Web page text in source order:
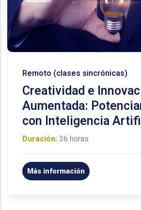
Remoto (clases sincrónicas)
Creatividad e
Aumentada:
con Inteligencia
Duración: 36 horas
Más información